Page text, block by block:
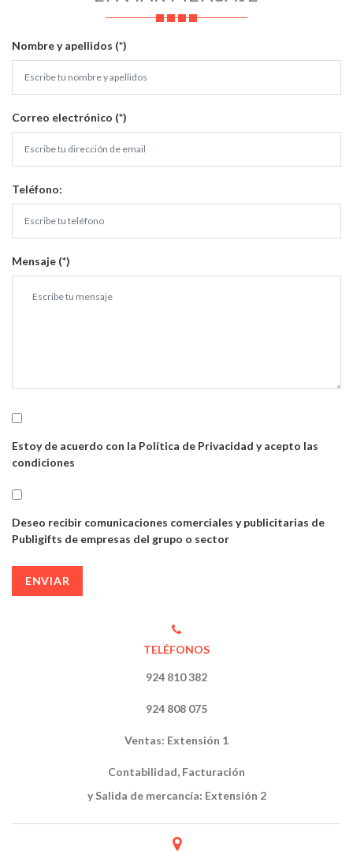
Nombre y apellidos (*)
Correo electrónico (*)
Teléfono:
Mensaje (*)
Estoy de acuerdo con la Política de Privacidad y acepto las
condiciones
Deseo recibir comunicaciones comerciales y publicitarias de
Publigifts de empresas del grupo o sector
ENVIAR
TELÉFONOS
924 810 382
924 808 075
Ventas: Extensión 1
Contabilidad, Facturación
y Salida de mercancía: Extensión 2